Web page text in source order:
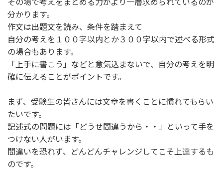
分かります。
作文は出題文を読み、条件を踏まえて
自分の考えを１００字以内とか３００字以内で述べる形式
の場合もあります。
「上手に書こう」などと意気込まないで、自分の考えを明
確に伝えることがポイントです。
まず、受験生の皆さんには文章を書くことに慣れてもらい
たいです。
記述式の問題には「どうせ間違うから・・」といって手を
つけない人がいます。
間違いを恐れず、どんどんチャレンジしてこそ上達するも
のです。